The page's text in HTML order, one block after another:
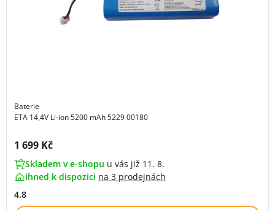
Baterie
ETA 14,4V Li-ion 5200 mAh 5229 00180
Cena s DPH:
1 699 Kč
Skladem v e-shopu u vás již 11. 8.
ihned k dispozici na 3 prodejnách
4.8